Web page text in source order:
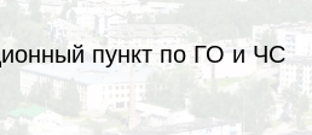
пункт по ГО и ЧС